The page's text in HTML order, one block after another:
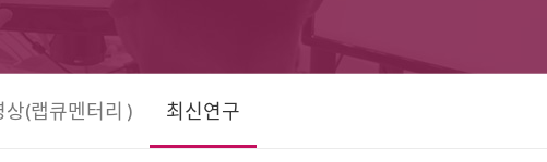
상(랩큐멘터리 ) 최신연구